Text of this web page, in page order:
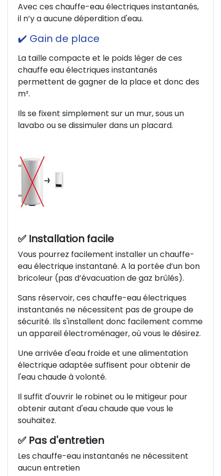
Avec ces chauffe-eau électriques instantanés,
il n’y a aucune déperdition d'eau.
✔️ Gain de place
La taille compacte et le poids léger de ces
chauffe eau électriques instantanés
permettent de gagner de la place et donc des
m².
Ils se fixent simplement sur un mur, sous un
lavabo ou se dissimuler dans un placard.
✅ Installation facile
Vous pourrez facilement installer un chauffe-
eau électrique instantané. A la portée d’un bon
bricoleur (pas d’évacuation de gaz brûlés).
Sans réservoir, ces chauffe-eau électriques
instantanés ne nécessitent pas de groupe de
sécurité. Ils s'installent donc facilement comme
un appareil électroménager, où vous le désirez.
Une arrivée d'eau froide et une alimentation
électrique adaptée suffisent pour obtenir de
l'eau chaude à volonté.
Il suffit d'ouvrir le robinet ou le mitigeur pour
obtenir autant d'eau chaude que vous le
souhaitez.
✅ Pas d'entretien
Les chauffe-eau instantanés ne nécessitent
aucun entretien